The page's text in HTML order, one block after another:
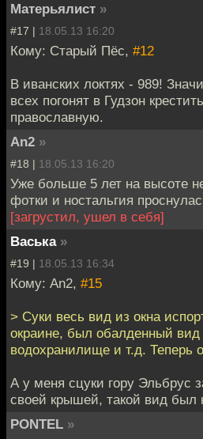
Матерьялист »
#17 | 18.05.13 16:20
Кому: Старый Пёс, #12
В иванских локтях - 989!
всех погонят в Гудзон
православную.
An2 »
#18 | 18.05.13 16:20
Уже больше 5 лет на высоте
фотки и ностальгия
[загрустил, ушел в себя]
Васька »
#19 | 18.05.13 16:34
Кому: An2, #15
> Суки весь вид из окна
окраине, был обалденный вид
водохранилище и т.д. Теперь
А у меня сцуки гору Эльбрус
своей крышей, такой вид был
PONTEL »